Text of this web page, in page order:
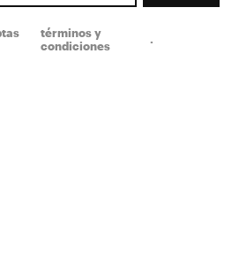
términos y
condiciones
.